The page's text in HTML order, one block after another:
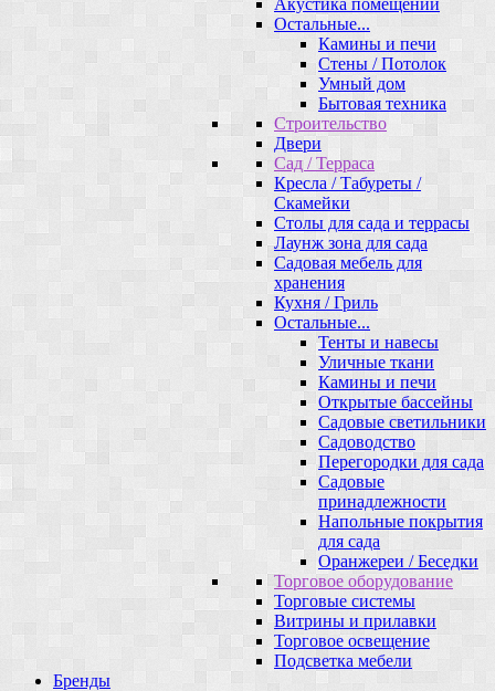
Остальные...
Камины и печи
Стены / Потолок
Умный дом
Бытовая техника
Строительство
Двери
Сад / Терраса
Кресла / Табуреты /
Скамейки
Столы для сада и террасы
Лаунж зона для сада
Садовая мебель для
хранения
Кухня / Гриль
Остальные...
Тенты и навесы
Уличные ткани
Камины и печи
Открытые бассейны
Садовые светильники
Садоводство
Перегородки для сада
Садовые
принадлежности
Напольные покрытия
для сада
Оранжереи / Беседки
Торговое оборудование
Торговые системы
Витрины и прилавки
Торговое освещение
Подсветка мебели
Бренды